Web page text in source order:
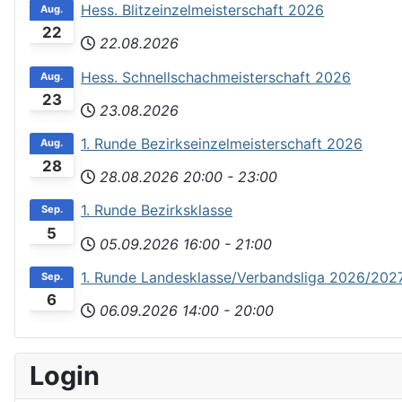
22
Aug.
Hess. Blitzeinzelmeisterschaft 2026
22.08.2026
23
Aug.
Hess. Schnellschachmeisterschaft 2026
23.08.2026
28
Aug.
1. Runde Bezirkseinzelmeisterschaft 2026
28.08.2026 20:00 - 23:00
5
Sep.
1. Runde Bezirksklasse
05.09.2026 16:00 - 21:00
6
Sep.
1. Runde Landesklasse/Verbandsliga 2026/
06.09.2026 14:00 - 20:00
Login